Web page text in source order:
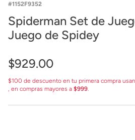
1152F9352
Spiderman Set de
Juego de Spidey
$929.00
$100 de descuento en tu primera compra
, en compras mayores a $999.